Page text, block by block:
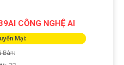
CÔNG NGHỆ AI
Mại:
Bán: